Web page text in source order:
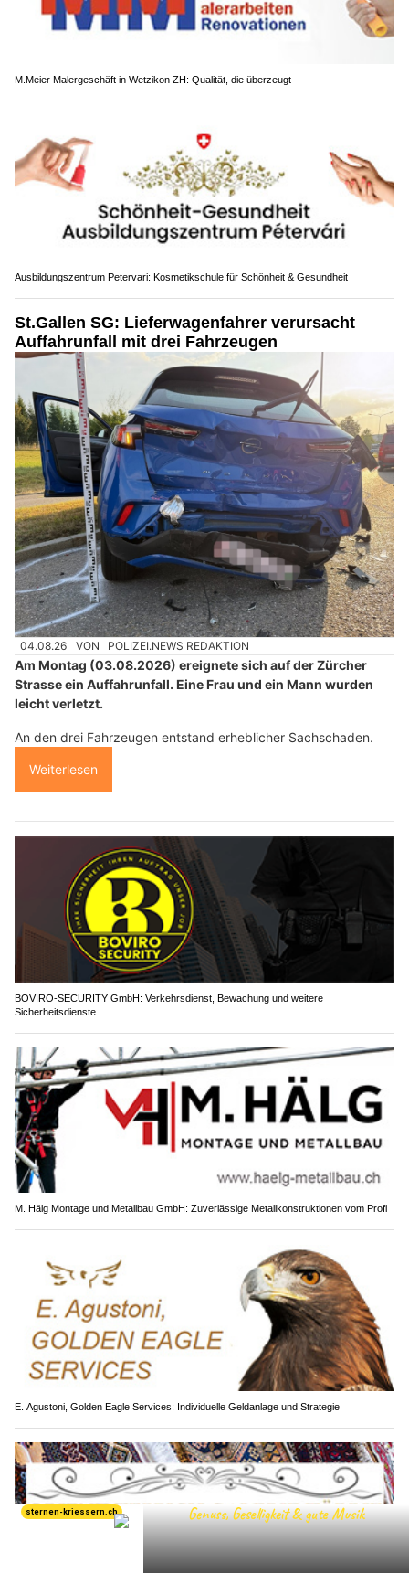
M.Meier Malergeschäft in Wetzikon ZH: Qualität, die überzeugt
Ausbildungszentrum Petervari: Kosmetikschule für Schönheit & Gesundheit
St.Gallen SG: Lieferwagenfahrer verursacht
Auffahrunfall mit drei Fahrzeugen
04.08.26 VON POLIZEI.NEWS REDAKTION
Am Montag (03.08.2026) ereignete sich auf der Zürcher
Strasse ein Auffahrunfall. Eine Frau und ein Mann wurden
leicht verletzt.
An den drei Fahrzeugen entstand erheblicher Sachschaden.
Weiterlesen
BOVIRO-SECURITY GmbH: Verkehrsdienst, Bewachung und weitere
Sicherheitsdienste
M. Hälg Montage und Metallbau GmbH: Zuverlässige Metallkonstruktionen vom Profi
E. Agustoni, Golden Eagle Services: Individuelle Geldanlage und Strategie